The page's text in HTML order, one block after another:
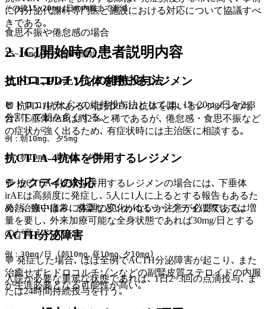
その後15~20mg/日の内服まで漸減
食思不振や倦怠感の場合
15~20mg/日の内服を開始
ヒドロコルチゾンの維持投与法
ヒドロコルチゾンの維持投与法としては､ 15~20mg/日を2~3
分割して朝を多くする｡
例：朝10mg､ 夕5mg
例：朝10mg､ 昼5mg､ 夕5mg
シックデイの対応
発熱､ 強い痛み､ 感染などいわゆるシックデイに際しては増
量を要し､ 外来加療可能な全身状態であれば30mg/日とする
のが覚えやすい｡
例：30mg/日 (朝10mg､昼10mg､夕10mg)
入院が必要な重篤な状態であれば､ 1日2~3回の点滴投与､ ま
たは24時間持続投与を行う｡
に内分泌代謝科専門医と施設における対応について協議すべ
きである｡
2. ICI開始時の患者説明内容
抗PD-1､PD-L1抗体を用いるレジメン
💬 抗PD-1抗体あるいは抗PD-L1抗体を用いるレジメンの場
合､ 下垂体irAEは約2％と稀であるが､ 倦怠感・食思不振など
の症状が強く出るため､ 有症状時には主治医に相談する｡
抗CTLA-4抗体を併用するレジメン
💬 抗CTLA-4抗体を併用するレジメンの場合には､ 下垂体
irAEは高頻度に発症し､ 5人に1人に上るとする報告もあるた
め､ 治療中は常に体調の変化がないか注意が必要である｡
ACTH分泌障害
💬 発症した場合､ ほぼ全例でACTH分泌障害が起こり､ また
治癒せずヒドロコルチゾンなどの副腎皮質ステロイドの内服
が生涯必要となる可能性が高い｡